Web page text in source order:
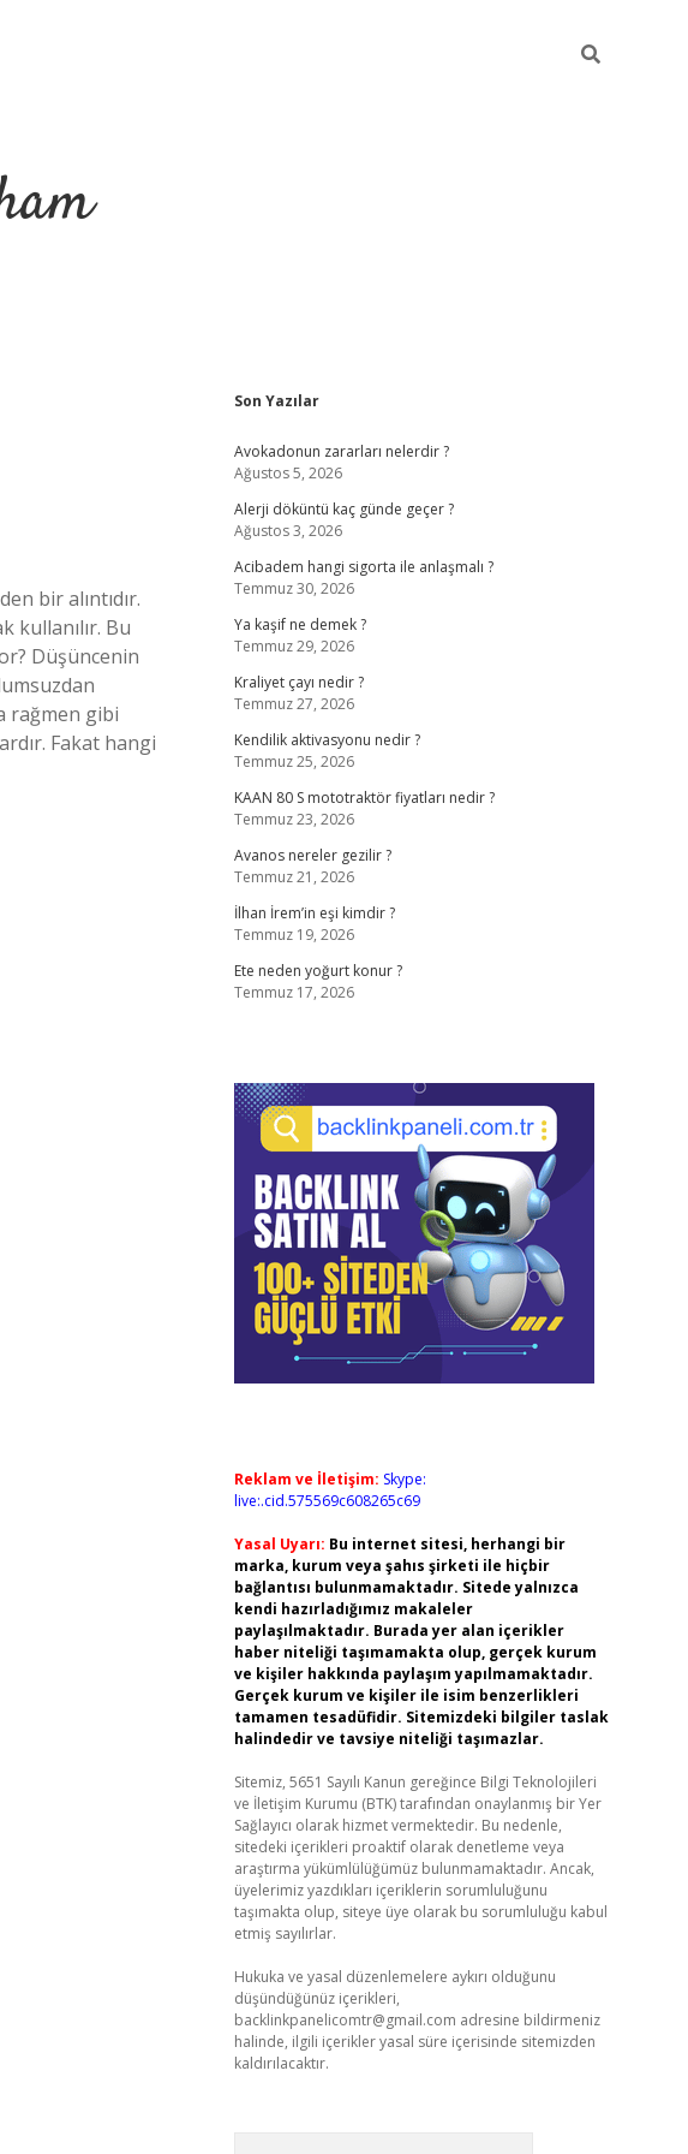
kullanılır. Bu
Düşüncenin
rağmen gibi
Fakat hangi
Sidebar
Son Yazılar
Avokadonun zararları nelerdir ?
Ağustos 5, 2026
Alerji döküntü kaç günde geçer ?
Ağustos 3, 2026
Acibadem hangi sigorta ile anlaşmalı ?
Temmuz 30, 2026
Ya kaşif ne demek ?
Temmuz 29, 2026
Kraliyet çayı nedir ?
Temmuz 27, 2026
Kendilik aktivasyonu nedir ?
Temmuz 25, 2026
KAAN 80 S mototraktör fiyatları nedir ?
Temmuz 23, 2026
Avanos nereler gezilir ?
Temmuz 21, 2026
İlhan İrem’in eşi kimdir ?
Temmuz 19, 2026
Ete neden yoğurt konur ?
Temmuz 17, 2026
Reklam ve İletişim: Skype:
live:.cid.575569c608265c69
Yasal Uyarı: Bu internet sitesi, herhangi bir
marka, kurum veya şahıs şirketi ile hiçbir
bağlantısı bulunmamaktadır. Sitede yalnızca
kendi hazırladığımız makaleler
paylaşılmaktadır. Burada yer alan içerikler
haber niteliği taşımamakta olup, gerçek kurum
ve kişiler hakkında paylaşım yapılmamaktadır.
Gerçek kurum ve kişiler ile isim benzerlikleri
tamamen tesadüfidir. Sitemizdeki bilgiler taslak
halindedir ve tavsiye niteliği taşımazlar.
Sitemiz, 5651 Sayılı Kanun gereğince Bilgi Teknolojileri
ve İletişim Kurumu (BTK) tarafından onaylanmış bir Yer
Sağlayıcı olarak hizmet vermektedir. Bu nedenle,
sitedeki içerikleri proaktif olarak denetleme veya
araştırma yükümlülüğümüz bulunmamaktadır. Ancak,
üyelerimiz yazdıkları içeriklerin sorumluluğunu
taşımakta olup, siteye üye olarak bu sorumluluğu kabul
etmiş sayılırlar.
Hukuka ve yasal düzenlemelere aykırı olduğunu
düşündüğünüz içerikleri,
backlinkpanelicomtr@gmail.com adresine bildirmeniz
halinde, ilgili içerikler yasal süre içerisinde sitemizden
kaldırılacaktır.